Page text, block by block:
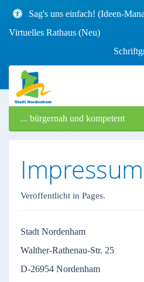
Sag's uns einfach! (Ideen-
Virtuelles Rathaus (Neu)
... bürgernah und kompetent
Impressum
Veröffentlicht in Pages.
Stadt Nordenham
Walther-Rathenau-Str. 25
D-26954 Nordenham